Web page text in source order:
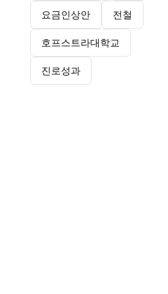
요금인상안 전철
호프스트라대학교
진로성과